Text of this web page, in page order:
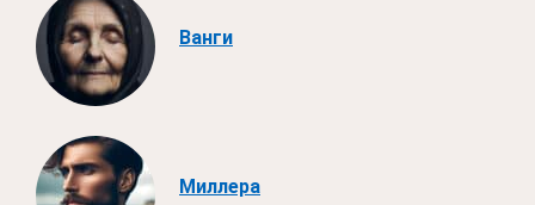
Ванги
Миллера